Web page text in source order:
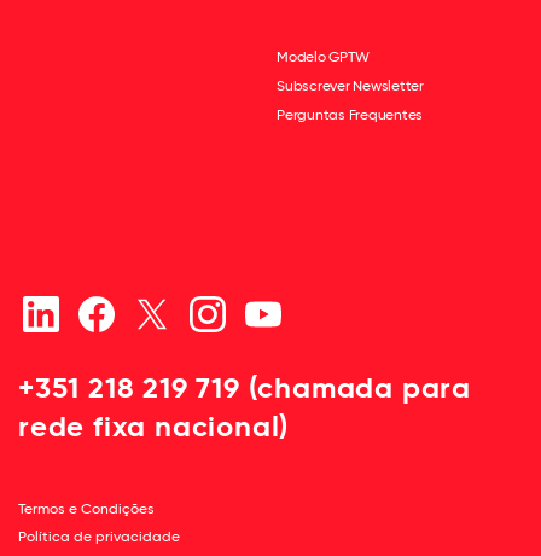
Modelo GPTW
Subscrever Newsletter
Perguntas Frequentes
+351 218 219 719 (chamada para
rede fixa nacional)
Termos e Condições
Política de privacidade